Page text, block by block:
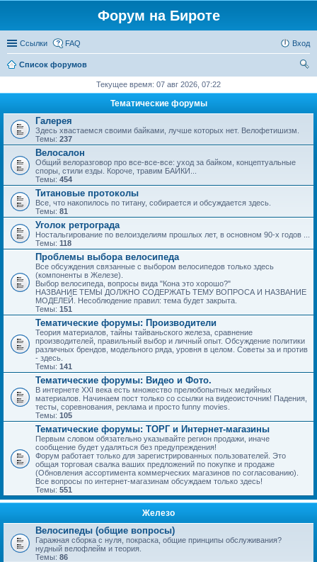
Форум на Бироте
Ссылки FAQ Вход
Список форумов
Текущее время: 07 авг 2026, 07:22
Тематические форумы
Галерея
Здесь хвастаемся своими байками, лучше которых нет. Велофетишизм.
Темы: 237
Велосалон
Общий велоразговор про все-все-все: уход за байком, концептуальные
споры, стили езды. Короче, травим БАЙКИ...
Темы: 454
Титановые протоколы
Все, что накопилось по титану, собирается и обсуждается здесь.
Темы: 81
Уголок ретрограда
Ностальгирование по велоизделиям прошлых лет, в основном 90-х годов ...
Темы: 118
Проблемы выбора велосипеда
Все обсуждения связанные с выбором велосипедов только здесь
(компоненты в Железе).
Выбор велосипеда, вопросы вида "Кона это хорошо?"
НАЗВАНИЕ ТЕМЫ ДОЛЖНО СОДЕРЖАТЬ ТЕМУ ВОПРОСА И НАЗВАНИЕ
МОДЕЛЕЙ. Несоблюдение правил: тема будет закрыта.
Темы: 151
Тематические форумы: Производители
Теория материалов, тайны тайваньского железа, сравнение
производителей, правильный выбор и личный опыт. Обсуждение политики
различных брендов, модельного ряда, уровня в целом. Советы за и против
- здесь.
Темы: 141
Тематические форумы: Видео и Фото.
В интернете XXI века есть множество прелюбопытных медийных
материалов. Начинаем пост только со ссылки на видеоисточник! Падения,
тесты, соревнования, реклама и просто funny movies.
Темы: 105
Тематические форумы: ТОРГ и Интернет-магазины
Первым словом обязательно указывайте регион продажи, иначе
сообщение будет удаляться без предупреждения!
Форум работает только для зарегистрированных пользователей. Это
общая торговая свалка ваших предложений по покупке и продаже
(Обновления ассортимента коммерческих магазинов по согласованию).
Все вопросы по интернет-магазинам обсуждаем только здесь!
Темы: 551
Железо
Велосипеды (общие вопросы)
Гаражная сборка с нуля, покраска, общие принципы обслуживания?
нудный велофлейм и теория.
Темы: 86